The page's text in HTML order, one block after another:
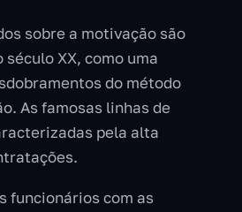
sobre a motivação são
XX, como uma
do método
As famosas linhas de
pela alta
funcionários com as